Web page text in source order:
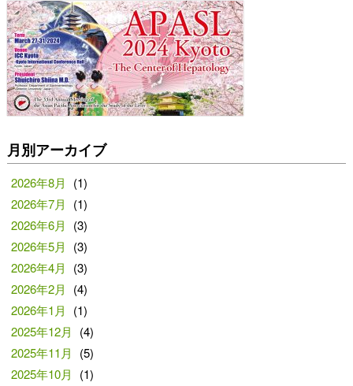
月別アーカイブ
2026年8月
(1)
2026年7月
(1)
2026年6月
(3)
2026年5月
(3)
2026年4月
(3)
2026年2月
(4)
2026年1月
(1)
2025年12月
(4)
2025年11月
(5)
2025年10月
(1)